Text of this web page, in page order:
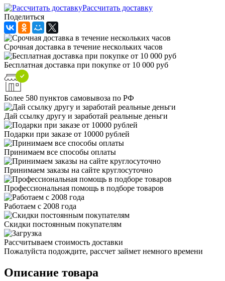
Рассчитать доставку
Поделиться
Cрочная доставка в течение нескольких часов
Бесплатная доставка при покупке от 10 000 руб
Более 580 пунктов самовывоза по РФ
Дай ссылку другу и заработай реальные деньги
Подарки при заказе от 10000 рублей
Принимаем все способы оплаты
Принимаем заказы на сайте круглосуточно
Профессиональная помощь в подборе товаров
Работаем с 2008 года
Скидки постоянным покупателям
Рассчитываем стоимость доставки
Пожалуйста подождите, рассчет займет немного времени
Описание товара